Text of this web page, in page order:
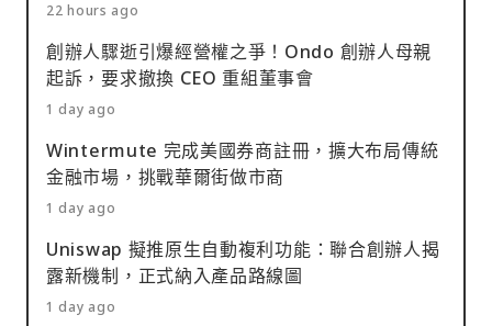
22 hours ago
創辦人驟逝引爆經營權之爭！Ondo 創辦人母親
起訴，要求撤換 CEO 重組董事會
1 day ago
Wintermute 完成美國券商註冊，擴大布局傳統
金融市場，挑戰華爾街做市商
1 day ago
Uniswap 擬推原生自動複利功能：聯合創辦人揭
露新機制，正式納入產品路線圖
1 day ago